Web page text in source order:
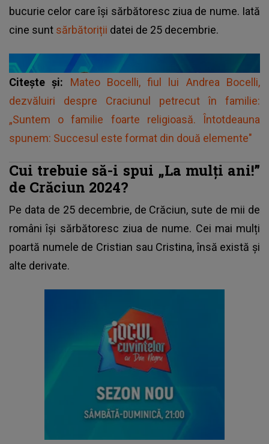
bucurie celor care își sărbătoresc ziua de nume. Iată
cine sunt sărbătoriții datei de 25 decembrie.
Citește și: Mateo Bocelli, fiul lui Andrea Bocelli,
dezvăluiri despre Craciunul petrecut în familie:
„Suntem o familie foarte religioasă. Întotdeauna
spunem: Succesul este format din două elemente"
Cui trebuie să-i spui „La mulți ani!”
de Crăciun 2024?
Pe data de 25 decembrie, de Crăciun, sute de mii de
români își sărbătoresc ziua de nume. Cei mai mulți
poartă numele de Cristian sau Cristina, însă există și
alte derivate.